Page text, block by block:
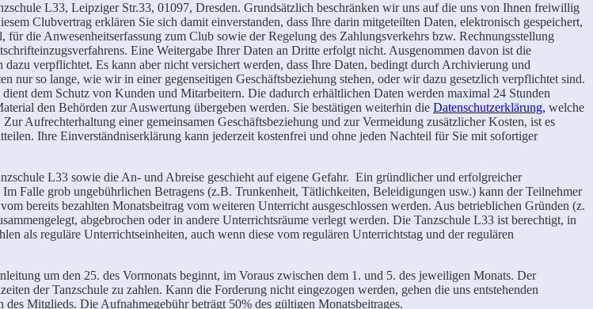
L33, Leipziger Str.33, 01097, Dresden. Grundsätzlich beschränken wir uns auf die uns von Ihnen freiwillig
Clubvertrag erklären Sie sich damit einverstanden, dass Ihre darin mitgeteilten Daten, elektronisch gespeichert,
die Anwesenheitserfassung zum Club sowie der Regelung des Zahlungsverkehrs bzw. Rechnungsstellung
Eine Weitergabe Ihrer Daten an Dritte erfolgt nicht. Ausgenommen davon ist die
verpflichtet. Es kann aber nicht versichert werden, dass Ihre Daten, bedingt durch Archivierung und
so lange, wie wir in einer gegenseitigen Geschäftsbeziehung stehen, oder wir dazu gesetzlich verpflichtet sind.
dem Schutz von Kunden und Mitarbeitern. Die dadurch erhältlichen Daten werden maximal 24 Stunden
den Behörden zur Auswertung übergeben werden. Sie bestätigen weiterhin die Datenschutzerklärung, welche
Aufrechterhaltung einer gemeinsamen Geschäftsbeziehung und zur Vermeidung zusätzlicher Kosten, ist es
Ihre Einverständniserklärung kann jederzeit kostenfrei und ohne jeden Nachteil für Sie mit sofortiger
L33 sowie die An- und Abreise geschieht auf eigene Gefahr. Ein gründlicher und erfolgreicher
Falle grob ungebührlichen Betragens (z.B. Trunkenheit, Tätlichkeiten, Beleidigungen usw.) kann der Teilnehmer
bereits bezahlten Monatsbeitrag vom weiteren Unterricht ausgeschlossen werden. Aus betrieblichen Gründen (z.
abgebrochen oder in andere Unterrichtsräume verlegt werden. Die Tanzschule L33 ist berechtigt, in
als reguläre Unterrichtseinheiten, auch wenn diese vom regulären Unterrichtstag und der regulären
um den 25. des Vormonats beginnt, im Voraus zwischen dem 1. und 5. des jeweiligen Monats. Der
der Tanzschule zu zahlen. Kann die Forderung nicht eingezogen werden, gehen die uns entstehenden
Mitglieds. Die Aufnahmegebühr beträgt 50% des gültigen Monatsbeitrages.